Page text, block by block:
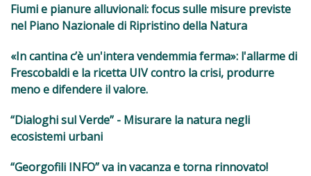
Fiumi e pianure alluvionali: focus sulle misure previste
nel Piano Nazionale di Ripristino della Natura
«In cantina c’è un'intera vendemmia ferma»: l'allarme di
Frescobaldi e la ricetta UIV contro la crisi, produrre
meno e difendere il valore.
“Dialoghi sul Verde” - Misurare la natura negli
ecosistemi urbani
“Georgofili INFO” va in vacanza e torna rinnovato!